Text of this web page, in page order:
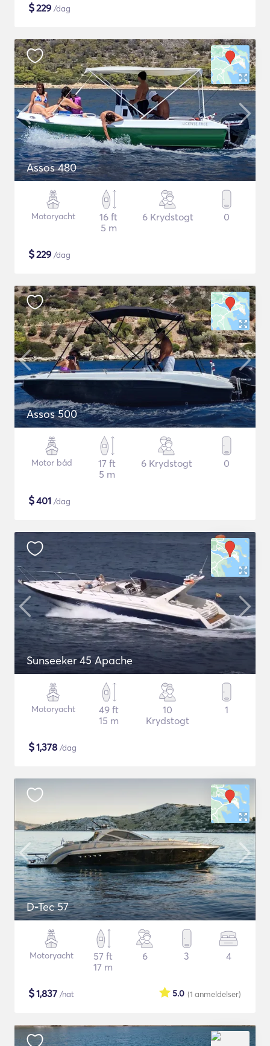
$229 /dag
Assos 480
Motoryacht
16 ft
5 m
6 Krydstogt 0
$229 /dag
Assos 500
Motor båd
17 ft
5 m
6 Krydstogt 0
$401 /dag
Sunseeker 45 Apache
Motoryacht
49 ft
15 m
10
Krydstogt
1
$1,378 /dag
D-Tec 57
Motoryacht
57 ft
17 m
6 3 4
$1,837 /nat (1 anmeldelser)
5.0